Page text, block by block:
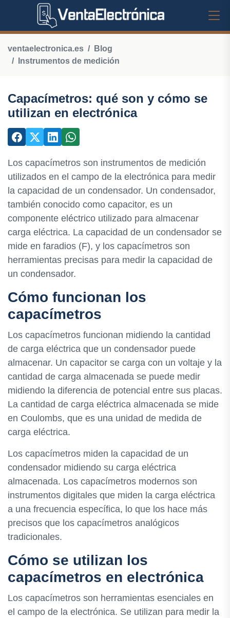
ventaelectronica.es
Blog
Instrumentos de medición
Capacímetros: qué son y cómo se
utilizan en electrónica
Los capacímetros son instrumentos de medición
utilizados en el campo de la electrónica para medir
la capacidad de un condensador. Un condensador,
también conocido como capacitor, es un
componente eléctrico utilizado para almacenar
carga eléctrica. La capacidad de un condensador se
mide en faradios (F), y los capacímetros son
herramientas precisas para medir la capacidad de
un condensador.
Cómo funcionan los
capacímetros
Los capacímetros funcionan midiendo la cantidad
de carga eléctrica que un condensador puede
almacenar. Un capacitor se carga con un voltaje y la
cantidad de carga almacenada se puede medir
midiendo la diferencia de potencial entre sus placas.
La cantidad de carga eléctrica almacenada se mide
en Coulombs, que es una unidad de medida de
carga eléctrica.
Los capacímetros miden la capacidad de un
condensador midiendo su carga eléctrica
almacenada. Los capacímetros modernos son
instrumentos digitales que miden la carga eléctrica
a una frecuencia específica, lo que los hace más
precisos que los capacímetros analógicos
tradicionales.
Cómo se utilizan los
capacímetros en electrónica
Los capacímetros son herramientas esenciales en
el campo de la electrónica. Se utilizan para medir la